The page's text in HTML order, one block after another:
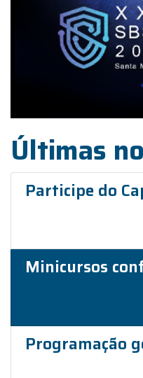
Últimas
Participe do
Minicursos
Programação